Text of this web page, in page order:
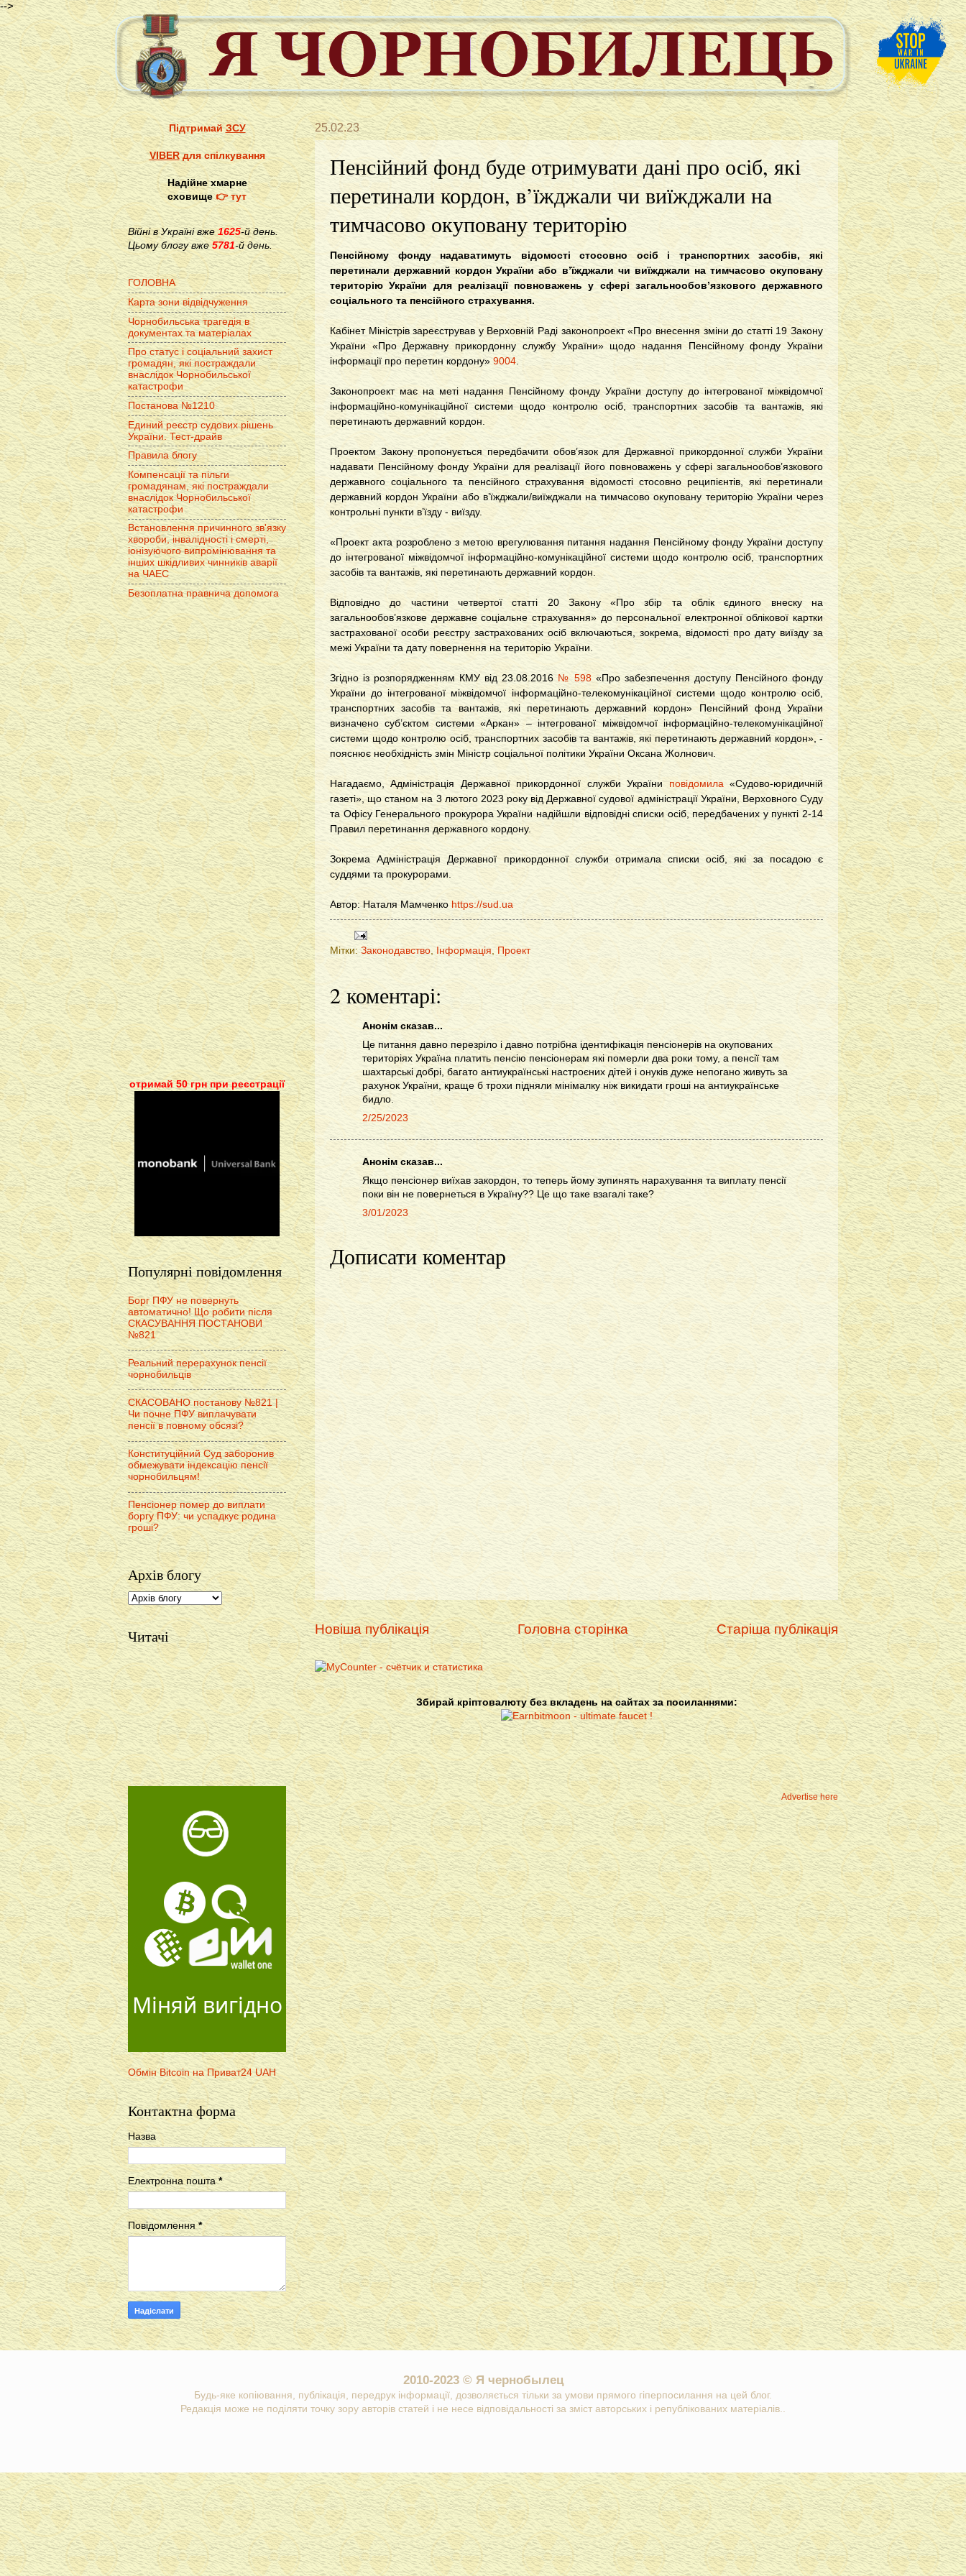
-->
25.02.23
Пенсійний фонд буде отримувати дані про осіб, які
перетинали кордон, в’їжджали чи виїжджали на
тимчасово окуповану територію
Пенсійному фонду надаватимуть відомості стосовно осіб і транспортних засобів, які
перетинали державний кордон України або в’їжджали чи виїжджали на тимчасово окуповану
територію України для реалізації повноважень у сфері загальнообов’язкового державного
соціального та пенсійного страхування.
Кабінет Міністрів зареєстрував у Верховній Раді законопроект «Про внесення зміни до статті 19 Закону
України «Про Державну прикордонну службу України» щодо надання Пенсійному фонду України
інформації про перетин кордону» 9004.
Законопроект має на меті надання Пенсійному фонду України доступу до інтегрованої міжвідомчої
інформаційно-комунікаційної системи щодо контролю осіб, транспортних засобів та вантажів, які
перетинають державний кордон.
Проектом Закону пропонується передбачити обов’язок для Державної прикордонної служби України
надавати Пенсійному фонду України для реалізації його повноважень у сфері загальнообов’язкового
державного соціального та пенсійного страхування відомості стосовно реципієнтів, які перетинали
державний кордон України або в’їжджали/виїжджали на тимчасово окуповану територію України через
контрольні пункти в’їзду - виїзду.
«Проект акта розроблено з метою врегулювання питання надання Пенсійному фонду України доступу
до інтегрованої міжвідомчої інформаційно-комунікаційної системи щодо контролю осіб, транспортних
засобів та вантажів, які перетинають державний кордон.
Відповідно до частини четвертої статті 20 Закону «Про збір та облік єдиного внеску на
загальнообов’язкове державне соціальне страхування» до персональної електронної облікової картки
застрахованої особи реєстру застрахованих осіб включаються, зокрема, відомості про дату виїзду за
межі України та дату повернення на територію України.
Згідно із розпорядженням КМУ від 23.08.2016 № 598 «Про забезпечення доступу Пенсійного фонду
України до інтегрованої міжвідомчої інформаційно-телекомунікаційної системи щодо контролю осіб,
транспортних засобів та вантажів, які перетинають державний кордон» Пенсійний фонд України
визначено суб’єктом системи «Аркан» – інтегрованої міжвідомчої інформаційно-телекомунікаційної
системи щодо контролю осіб, транспортних засобів та вантажів, які перетинають державний кордон», -
пояснює необхідність змін Міністр соціальної політики України Оксана Жолнович.
Нагадаємо, Адміністрація Державної прикордонної служби України повідомила«Судово-юридичній
газеті», що станом на 3 лютого 2023 року від Державної судової адміністрації України, Верховного Суду
та Офісу Генерального прокурора України надійшли відповідні списки осіб, передбачених у пункті 2-14
Правил перетинання державного кордону.
Зокрема Адміністрація Державної прикордонної служби отримала списки осіб, які за посадою є
суддями та прокурорами.
Автор: Наталя Мамченко https://sud.ua
Мітки: Законодавство, Інформація, Проект
2 коментарі:
Анонім сказав...
Це питання давно перезріло і давно потрібна ідентифікація пенсіонерів на окупованих
територіях Україна платить пенсію пенсіонерам які померли два роки тому, а пенсії там
шахтарські добрі, багато антиукраїнські настроєних дітей і онуків дуже непогано живуть за
рахунок України, краще б трохи підняли мінімалку ніж викидати гроші на антиукраїнське
бидло.
2/25/2023
Анонім сказав...
Якщо пенсіонер виїхав закордон, то теперь йому зупинять нарахування та виплату пенсії
поки він не повернеться в Україну?? Це що таке взагалі таке?
3/01/2023
Дописати коментар
Новіша публікація Старіша публікація
Головна сторінка
Збирай кріптовалюту без вкладень на сайтах за посиланнями:
Advertise here
ПідтримайЗСУ
VIBERдля спілкування
Надійне хмарне
сховище👉 тут
Війні в Україні вже1625-й день.
Цьому блогу вже 5781-й день.
ГОЛОВНА
Карта зони відвідчуження
Чорнобильська трагедія в
документах та матеріалах
Про статус і соціальний захист
громадян, які постраждали
внаслідок Чорнобильської
катастрофи
Постанова №1210
Единий реєстр судових рішень
України. Тест-драйв
Правила блогу
Компенсації та пільги
громадянам, які постраждали
внаслідок Чорнобильської
катастрофи
Встановлення причинного зв'язку
хвороби, інвалідності і смерті,
іонізуючого випромінювання та
інших шкідливих чинників аварії
на ЧАЕС
Безоплатна правнича допомога
отримай 50 грн при реєстрації
Популярні повідомлення
Борг ПФУ не повернуть
автоматично! Що робити після
СКАСУВАННЯ ПОСТАНОВИ
№821
Реальний перерахунок пенсії
чорнобильців
СКАСОВАНО постанову №821 |
Чи почне ПФУ виплачувати
пенсії в повному обсязі?
Конституційний Суд заборонив
обмежувати індексацію пенсії
чорнобильцям!
Пенсіонер помер до виплати
боргу ПФУ: чи успадкує родина
гроші?
Архів блогу
Читачі
Міняй вигідно
Обмін Bitcoin на Приват24 UAH
Контактна форма
Назва
Електронна пошта*
Повідомлення*
2010-2023 © Я чернобылец
Будь-яке копіювання, публікація, передрук інформації, дозволяється тільки за умови прямого гіперпосилання на цей блог.
Редакція може не поділяти точку зору авторів статей і не несе відповідальності за зміст авторських і републікованих матеріалів..